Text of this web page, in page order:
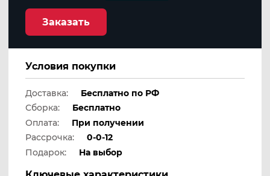
Заказать
Условия покупки
Доставка:
Бесплатно по РФ
Сборка:
Бесплатно
Оплата:
При получении
Рассрочка:
0-0-12
Подарок:
На выбор